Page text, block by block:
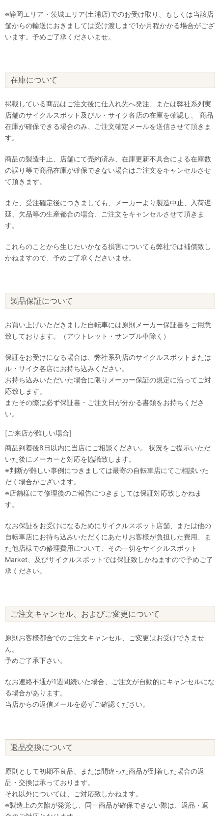
※静岡エリア・茨城エリア(土浦店)でのお受け取り、もしくは当該店
舗からの輸送におきましては受け渡しまで1か月程かかる場合がござ
います。予めご了承くださいませ。
在庫について
掲載している商品はご注文後に仕入れ先へ発注、または弊社系列実
店舗のサイクルスポット及びル・サイク各店の在庫を確認し、 商品
在庫が確保できる場合のみ、ご注文確定メールを送信させて頂きま
す。
商品の製造中止、店舗にて売約済み、在庫更新不具合による在庫数
の誤り等で商品在庫が確保できない場合はご注文をキャンセルさせ
て頂きます。
また、受注確定後につきましても、メーカーより製造中止、入荷遅
延、欠品等の生産都合の場合、ご注文をキャンセルさせて頂きま
す。
これらのことから生じたいかなる損害についても弊社では補償致し
かねますので、予めご了承くださいませ。
製品保証について
お買い上げいただきました自転車には原則メーカー保証書をご用意
致しております。（アウトレット・サンプル車除く）
保証をお受けになる場合は、弊社系列店のサイクルスポットまたは
ル・サイク各店にお持ち込みください。
お持ち込みいただいた場合に限りメーカー保証の規定に沿ってご対
応致します。
またその際は必ず保証書・ご注文日が分かる書類をお持ちくださ
い。
[ご来店が難しい場合]
商品到着後8日以内に当店にご相談ください。 状況をご提示いただ
いた後にメーカーと対応を協議致します。
※判断が難しい事例につきましては最寄の自転車店にてご相談いた
だく場合がございます。
※店舗様にて修理後のご報告につきましては保証対応致しかねま
す。
なお保証をお受けになるためにサイクルスポット店舗、または他の
自転車店にお持ち込みいただくにあたりお客様が負担した費用、ま
た他店様での修理費用について、その一切をサイクルスポット
Market、及びサイクルスポットでは保証致しかねますので予めご了
承ください。
ご注文キャンセル、およびご変更について
原則お客様都合でのご注文キャンセル、ご変更はお受けできませ
ん。
予めご了承下さい。
なお連絡不通が1週間続いた場合、ご注文が自動的にキャンセルにな
る場合があります。
当店からの返信メールを必ずご確認ください。
返品交換について
原則として初期不良品、または間違った商品が到着した場合の返
品・交換は承っております。
それ以外については、ご対応致しかねます。
※製造上の欠陥が発覚し、同一商品が確保できない際は、返品・返